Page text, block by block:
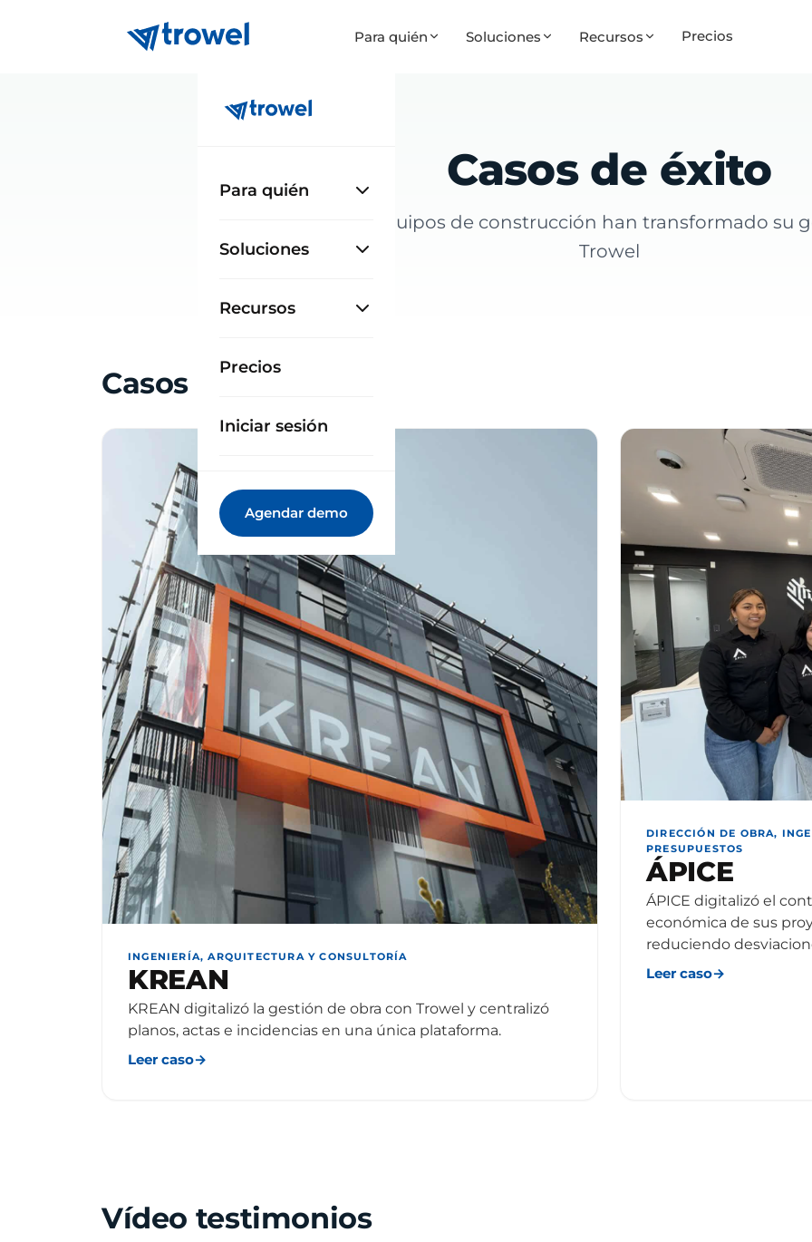
Para quién Soluciones Recursos Precios
Para quién
Soluciones
Recursos
Precios
Iniciar sesión
Agendar demo
Casos de éxito
Cómo equipos de construcción han transformado su
Trowel
Casos en detalle
INGENIERÍA, ARQUITECTURA Y CONSULTORÍA
KREAN
KREAN digitalizó la gestión de obra con Trowel y centralizó
planos, actas e incidencias en una única plataforma.
Leer caso→
DIRECCIÓN DE OBRA,
PRESUPUESTOS
ÁPICE
ÁPICE digitalizó el
económica de sus
reduciendo
Leer caso→
Vídeo testimonios